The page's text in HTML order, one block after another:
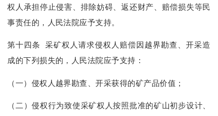
权人承担停止侵害、排除妨碍、返还财产、赔偿损失等民
事责任的，人民法院应予支持。
第十四条
采矿权人请求侵权人赔偿因越界勘查、开采造
成的下列损失的，人民法院应予支持：
（一）侵权人越界勘查、开采获得的矿产品价值；
（二）侵权行为致使采矿权人按照批准的矿山初步设计、